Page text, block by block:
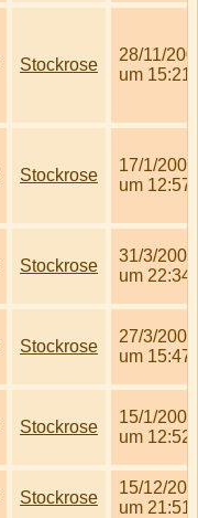
Stockrose
28/11/
um 15:21
Stockrose
17/1/2007
um 12:57
Stockrose
31/3/2007
um 22:34
Stockrose
27/3/2007
um 15:47
Stockrose
15/1/2007
um 12:52
Stockrose
15/12/
um 21:51